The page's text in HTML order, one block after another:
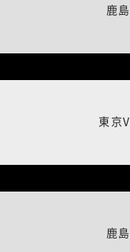
鹿島
東京V
鹿島